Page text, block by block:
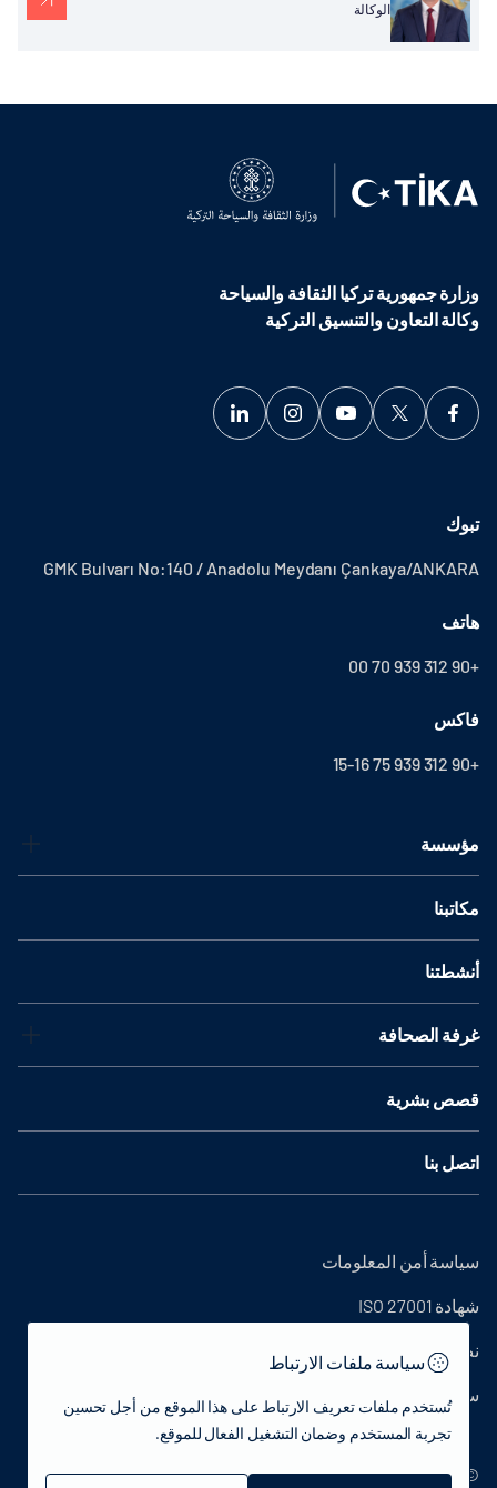
الوكالة
وزارة جمهورية تركيا الثقافة والسياحة
وكالة التعاون والتنسيق التركية
تبوك
GMK Bulvarı No:140 / Anadolu Meydanı Çankaya/ANKARA
هاتف
+90 312 939 70 00
فاكس
+90 312 939 75 15-16
مؤسسة
مكاتبنا
أنشطتنا
غرفة الصحافة
قصص بشرية
اتصل بنا
© 2022 جمهورية تركيا وزارة الثقافة والسياحة - جميع الحقوق
سياسة أمن المعلومات
شهادة ISO 27001
نص التوضيح
سياسة الخصوصية
سياسة ملفات الارتباط
تُستخدم ملفات تعريف الارتباط على هذا الموقع من أجل تحسين
تجربة المستخدم وضمان التشغيل الفعال للموقع.